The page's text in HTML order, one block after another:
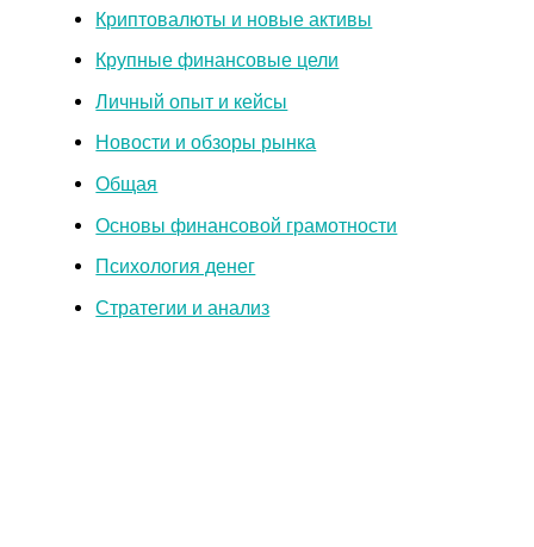
Криптовалюты и новые активы
Крупные финансовые цели
Личный опыт и кейсы
Новости и обзоры рынка
Общая
Основы финансовой грамотности
Психология денег
Стратегии и анализ